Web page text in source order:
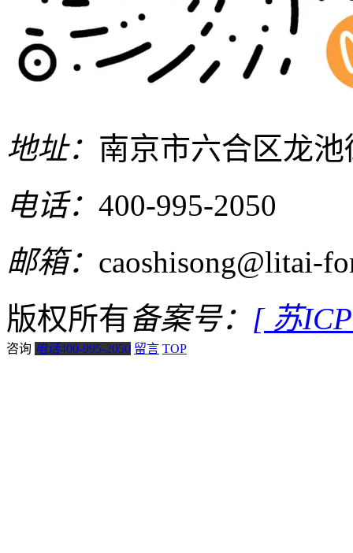
地址： 南京市六合区龙
电话： 400-995-2050
邮箱： caoshisong@litai-
版权所有备案号： [ 苏
咨询 电话400-995-2050 留言 TOP